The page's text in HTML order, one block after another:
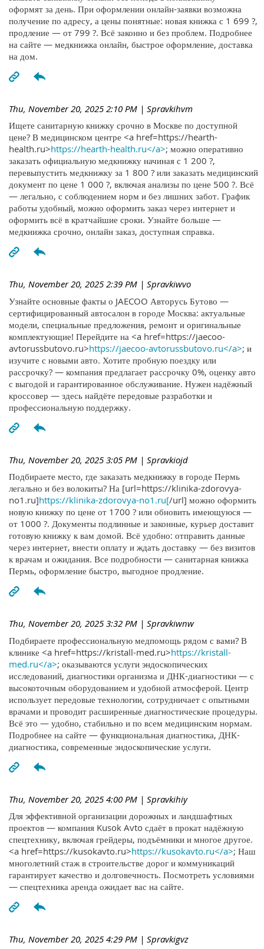
оформят за день. При оформлении онлайн-заявки возможна
получение по адресу, а цены понятные: новая книжка с 1 699 ?,
продление — от 799 ?. Всё законно и без проблем. Подробнее
на сайте — медкнижка онлайн, быстрое оформление, доставка
на дом.
Thu, November 20, 2025 2:10 PM | Spravkihvm
Ищете санитарную книжку срочно в Москве по доступной
цене? В медицинском центре <a href=https://hearth-
health.ru>https://hearth-health.ru</a>; можно оперативно
заказать официальную медкнижку начиная с 1 200 ?,
перевыпустить медкнижку за 1 800 ? или заказать медицинский
документ по цене 1 000 ?, включая анализы по цене 500 ?. Всё
— легально, с соблюдением норм и без лишних забот. График
работы удобный, можно оформить заказ через интернет и
оформить всё в кратчайшие сроки. Узнайте больше —
медкнижка срочно, онлайн заказ, доступная справка.
Thu, November 20, 2025 2:39 PM | Spravkiwvo
Узнайте основные факты о JAECOO Авторусь Бутово —
сертифицированный автосалон в городе Москва: актуальные
модели, специальные предложения, ремонт и оригинальные
комплектующие! Перейдите на <a href=https://jaecoo-
avtorussbutovo.ru>https://jaecoo-avtorussbutovo.ru</a>; и
изучите с новыми авто. Хотите пробную поездку или
рассрочку? — компания предлагает рассрочку 0%, оценку авто
с выгодой и гарантированное обслуживание. Нужен надёжный
кроссовер — здесь найдёте передовые разработки и
профессиональную поддержку.
Thu, November 20, 2025 3:05 PM | Spravkiojd
Подбираете место, где заказать медкнижку в городе Пермь
легально и без волокиты? На [url=https://klinika-zdorovya-
no1.ru]https://klinika-zdorovya-no1.ru[/url] можно оформить
новую книжку по цене от 1700 ? или обновить имеющуюся —
от 1000 ?. Документы подлинные и законные, курьер доставит
готовую книжку к вам домой. Всё удобно: отправить данные
через интернет, внести оплату и ждать доставку — без визитов
к врачам и ожидания. Все подробности — санитарная книжка
Пермь, оформление быстро, выгодное продление.
Thu, November 20, 2025 3:32 PM | Spravkiwnw
Подбираете профессиональную медпомощь рядом с вами? В
клинике <a href=https://kristall-med.ru>https://kristall-
med.ru</a>; оказываются услуги эндоскопических
исследований, диагностики организма и ДНК-диагностики — с
высокоточным оборудованием и удобной атмосферой. Центр
использует передовые технологии, сотрудничает с опытными
врачами и проводит расширенные диагностические процедуры.
Всё это — удобно, стабильно и по всем медицинским нормам.
Подробнее на сайте — функциональная диагностика, ДНК-
диагностика, современные эндоскопические услуги.
Thu, November 20, 2025 4:00 PM | Spravkihiy
Для эффективной организации дорожных и ландшафтных
проектов — компания Kusok Avto сдаёт в прокат надёжную
спецтехнику, включая грейдеры, подъёмники и многое другое.
<a href=https://kusokavto.ru>https://kusokavto.ru</a>; Наш
многолетний стаж в строительстве дорог и коммуникаций
гарантирует качество и долговечность. Посмотреть условиями
— спецтехника аренда ожидает вас на сайте.
Thu, November 20, 2025 4:29 PM | Spravkigvz